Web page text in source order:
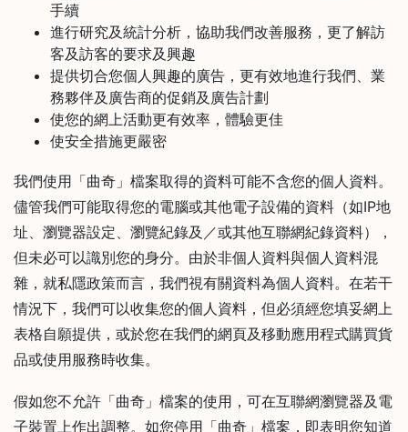
手續
進行研究及統計分析，協助我們改善服務，更了解訪
客及訪客的要求及興趣
提供切合您個人興趣的廣告，更有效地進行我們、業
務夥伴及廣告商的促銷及廣告計劃
使您的網上活動更有效率，體驗更佳
使安全措施更嚴密
我們使用「曲奇」檔案取得的資料可能不含您的個人資料。
儘管我們可能取得您的電腦或其他電子設備的資料（如IP地
址、瀏覽器設定、瀏覽紀錄及／或其他互聯網紀錄資料），
但未必可以識別您的身分。由於非個人資料與個人資料混
雜，就私隱政策而言，我們視有關資料為個人資料。在若干
情況下，我們可以收集您的個人資料，但必須經您填妥網上
表格自願提供，或於您在我們的網頁及移動應用程式購買貨
品或使用服務時收集。
假如您不允許「曲奇」檔案的使用，可在互聯網瀏覽器及電
子裝置上作出調整。如您停用「曲奇」檔案，即表明您知道